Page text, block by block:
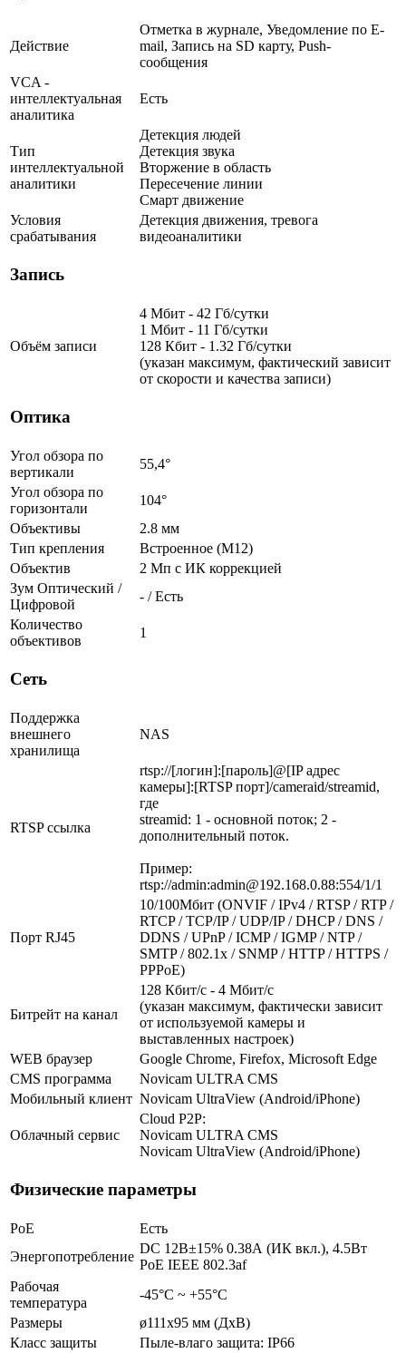
Действие
Отметка в журнале, Уведомление по E-
mail, Запись на SD карту, Push-
сообщения
VCA -
интеллектуальная
аналитика
Есть
Тип
интеллектуальной
аналитики
Детекция людей
Детекция звука
Вторжение в область
Пересечение линии
Смарт движение
Условия
срабатывания
Детекция движения, тревога
видеоаналитики
Запись
Объём записи
4 Мбит - 42 Гб/сутки
1 Мбит - 11 Гб/сутки
128 Кбит - 1.32 Гб/сутки
(указан максимум, фактический зависит
от скорости и качества записи)
Оптика
Угол обзора по
вертикали
55,4°
Угол обзора по
горизонтали
104°
Объективы
2.8 мм
Тип крепления
Встроенное (М12)
Объектив
2 Мп c ИК коррекцией
Зум Оптический /
Цифровой
- / Есть
Количество
объективов
1
Сеть
Поддержка
внешнего
хранилища
NAS
RTSP ссылка
rtsp://[логин]:[пароль]@[IP адрес
камеры]:[RTSP порт]/cameraid/streamid,
где
streamid: 1 - основной поток; 2 -
дополнительный поток.
Пример:
rtsp://admin:admin@192.168.0.88:554/1/1
Порт RJ45
10/100Мбит (ONVIF / IPv4 / RTSP / RTP /
RTCP / TCP/IP / UDP/IP / DHCP / DNS /
DDNS / UPnP / ICMP / IGMP / NTP /
SMTP / 802.1x / SNMP / HTTP / HTTPS /
PPPoE)
Битрейт на канал
128 Кбит/с - 4 Мбит/с
(указан максимум, фактически зависит
от используемой камеры и
выставленных настроек)
WEB браузер
Google Chrome, Firefox, Microsoft Edge
CMS программа
Novicam ULTRA CMS
Мобильный клиент Novicam UltraView (Android/iPhone)
Облачный сервис
Cloud P2P:
Novicam ULTRA CMS
Novicam UltraView (Android/iPhone)
Физические параметры
PoE
Есть
Энергопотребление
DC 12В±15% 0.38А (ИК вкл.), 4.5Вт
PoE IEEE 802.3af
Рабочая
температура
-45°С ~ +55°С
Размеры
ø111x95 мм (ДхВ)
Класс защиты
Пыле-влаго защита: IP66